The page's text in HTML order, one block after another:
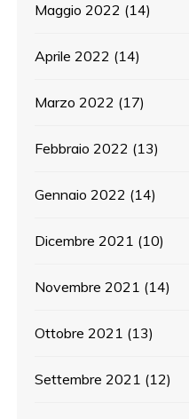
Maggio 2022 (14)
Aprile 2022 (14)
Marzo 2022 (17)
Febbraio 2022 (13)
Gennaio 2022 (14)
Dicembre 2021 (10)
Novembre 2021 (14)
Ottobre 2021 (13)
Settembre 2021 (12)